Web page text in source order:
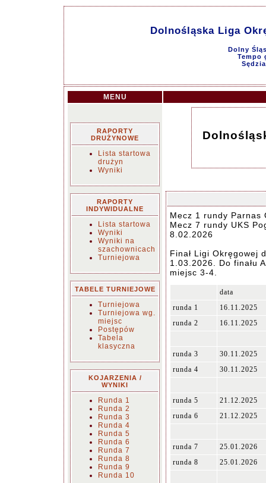
Dolnośląska Liga
Dolny
Tempo
MENU
RAPORTY
DRUŻYNOWE
Lista startowa
drużyn
Wyniki
RAPORTY
INDYWIDUALNE
Lista startowa
Wyniki
Wyniki na
szachownicach
Turniejowa
TABELE TURNIEJOWE
Turniejowa
Turniejowa wg.
miejsc
Postępów
Tabela
klasyczna
KOJARZENIA /
WYNIKI
Runda 1
Runda 2
Runda 3
Runda 4
Runda 5
Runda 6
Runda 7
Runda 8
Runda 9
Runda 10
Mecz 1 rundy Parnas
Mecz 7 rundy UKS
8.02.2026
Finał Ligi Okręgowej
1.03.2026. Do finału
miejsc 3-4.
data
runda 1
16.11.2025
runda 2
16.11.2025
runda 3
30.11.2025
runda 4
30.11.2025
runda 5
21.12.2025
runda 6
21.12.2025
runda 7
25.01.2026
runda 8
25.01.2026